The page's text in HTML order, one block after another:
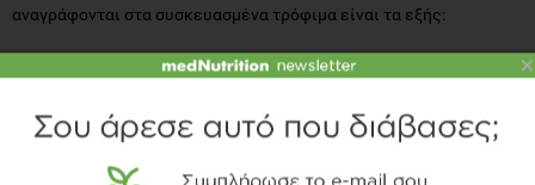
αναγράφονται στα συσκευασμένα τρόφιμα είναι τα εξής:
το όνομα – εμπορική ονομασία τροφίμου
η ημερομηνία και ο αριθμός της παρτίδας
ο επίσημος παραγωγός, ή ο διακινητής ή ο εισαγωγέας
η διεύθυνση του παραγωγού
×